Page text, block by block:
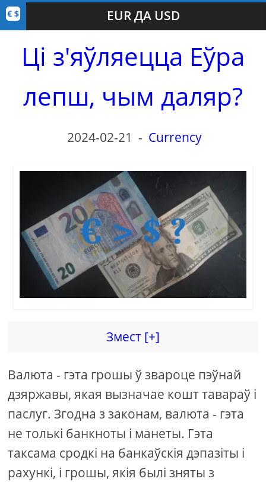
EUR ДА USD
Ці з'яўляецца Еўра
лепш, чым даляр?
2024-02-21 - Currency
Змест [+]
Валюта - гэта грошы ў звароце пэўнай
дзяржавы, якая вызначае кошт тавараў і
паслуг. Згодна з законам, валюта - гэта
не толькі банкноты і манеты. Гэта
таксама сродкі на банкаўскія дэпазіты і
рахункі, і грошы, якія былі зняты з